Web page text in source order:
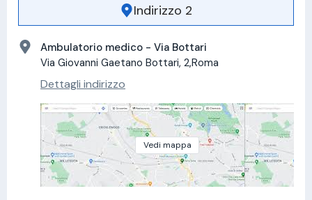
Indirizzo 2
Ambulatorio medico - Via Bottari
Via Giovanni Gaetano Bottari, 2,Roma
Dettagli indirizzo
Vedi mappa